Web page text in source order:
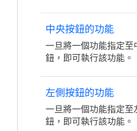
中央按鈕的功能
一旦將一個功能指定
鈕，即可執行該功能。
左側按鈕的功能
一旦將一個功能指定
鈕，即可執行該功能。